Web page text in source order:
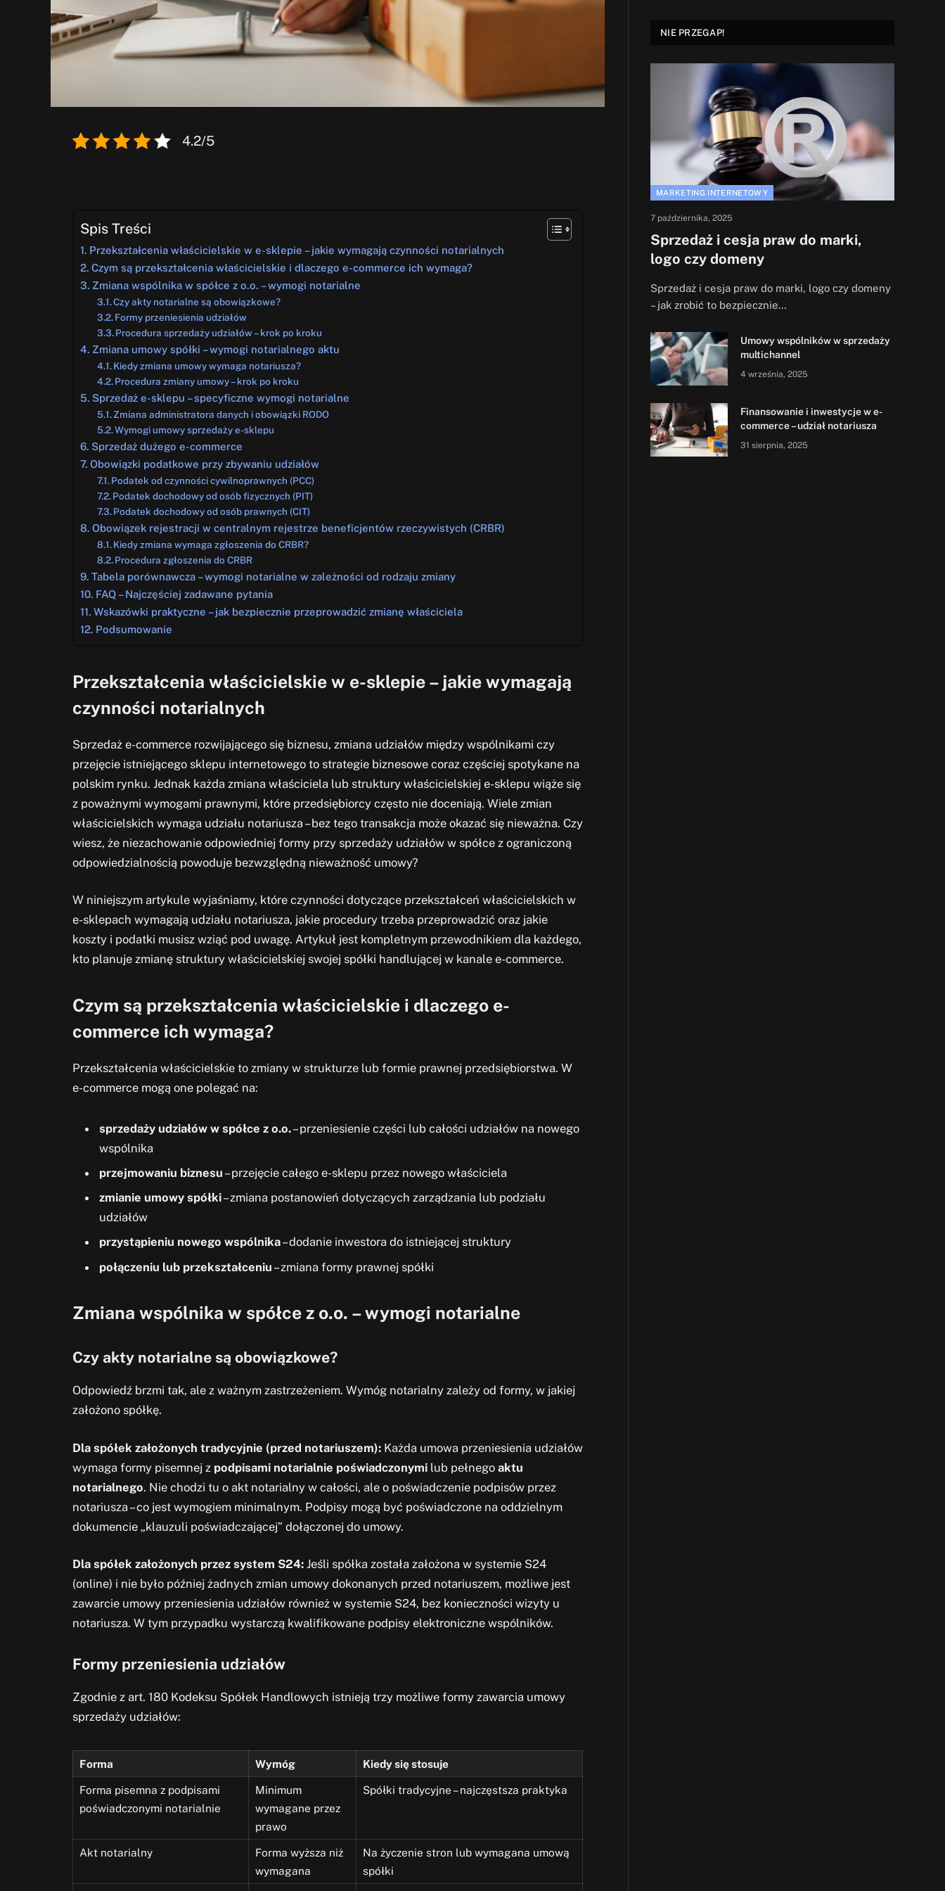
4.2/5
Spis Treści
Przekształcenia właścicielskie w e-sklepie – jakie wymagają czynności notarialnych
Czym są przekształcenia właścicielskie i dlaczego e-commerce ich wymaga?
Zmiana wspólnika w spółce z o.o. – wymogi notarialne
Czy akty notarialne są obowiązkowe?
Formy przeniesienia udziałów
Procedura sprzedaży udziałów – krok po kroku
Zmiana umowy spółki – wymogi notarialnego aktu
Kiedy zmiana umowy wymaga notariusza?
Procedura zmiany umowy – krok po kroku
Sprzedaż e-sklepu – specyficzne wymogi notarialne
Zmiana administratora danych i obowiązki RODO
Wymogi umowy sprzedaży e-sklepu
Sprzedaż dużego e-commerce
Obowiązki podatkowe przy zbywaniu udziałów
Podatek od czynności cywilnoprawnych (PCC)
Podatek dochodowy od osób fizycznych (PIT)
Podatek dochodowy od osób prawnych (CIT)
Obowiązek rejestracji w centralnym rejestrze beneficjentów rzeczywistych (CRBR)
Kiedy zmiana wymaga zgłoszenia do CRBR?
Procedura zgłoszenia do CRBR
Tabela porównawcza – wymogi notarialne w zależności od rodzaju zmiany
FAQ – Najczęściej zadawane pytania
Wskazówki praktyczne – jak bezpiecznie przeprowadzić zmianę właściciela
Podsumowanie
Przekształcenia właścicielskie w e-sklepie – jakie wymagają
czynności notarialnych
Sprzedaż e-commerce rozwijającego się biznesu, zmiana udziałów między wspólnikami czy
przejęcie istniejącego sklepu internetowego to strategie biznesowe coraz częściej spotykane na
polskim rynku. Jednak każda zmiana właściciela lub struktury właścicielskiej e-sklepu wiąże się
z poważnymi wymogami prawnymi, które przedsiębiorcy często nie doceniają. Wiele zmian
właścicielskich wymaga udziału notariusza – bez tego transakcja może okazać się nieważna. Czy
wiesz, że niezachowanie odpowiedniej formy przy sprzedaży udziałów w spółce z ograniczoną
odpowiedzialnością powoduje bezwzględną nieważność umowy?
W niniejszym artykule wyjaśniamy, które czynności dotyczące przekształceń właścicielskich w
e-sklepach wymagają udziału notariusza, jakie procedury trzeba przeprowadzić oraz jakie
koszty i podatki musisz wziąć pod uwagę. Artykuł jest kompletnym przewodnikiem dla każdego,
kto planuje zmianę struktury właścicielskiej swojej spółki handlującej w kanale e-commerce.
Czym są przekształcenia właścicielskie i dlaczego e-
commerce ich wymaga?
Przekształcenia właścicielskie to zmiany w strukturze lub formie prawnej przedsiębiorstwa. W
e-commerce mogą one polegać na:
sprzedaży udziałów w spółce z o.o.– przeniesienie części lub całości udziałów na nowego
wspólnika
przejmowaniu biznesu – przejęcie całego e-sklepu przez nowego właściciela
zmianie umowy spółki– zmiana postanowień dotyczących zarządzania lub podziału
udziałów
przystąpieniu nowego wspólnika– dodanie inwestora do istniejącej struktury
połączeniu lub przekształceniu – zmiana formy prawnej spółki
Zmiana wspólnika w spółce z o.o. – wymogi notarialne
Czy akty notarialne są obowiązkowe?
Odpowiedź brzmi tak, ale z ważnym zastrzeżeniem. Wymóg notarialny zależy od formy, w jakiej
założono spółkę.
Dla spółek założonych tradycyjnie (przed notariuszem): Każda umowa przeniesienia udziałów
wymaga formy pisemnej z podpisami notarialnie poświadczonymi lub pełnego aktu
notarialnego. Nie chodzi tu o akt notarialny w całości, ale o poświadczenie podpisów przez
notariusza – co jest wymogiem minimalnym. Podpisy mogą być poświadczone na oddzielnym
dokumencie „klauzuli poświadczającej” dołączonej do umowy.
Dla spółek założonych przez system S24: Jeśli spółka została założona w systemie S24
(online) i nie było później żadnych zmian umowy dokonanych przed notariuszem, możliwe jest
zawarcie umowy przeniesienia udziałów również w systemie S24, bez konieczności wizyty u
notariusza. W tym przypadku wystarczą kwalifikowane podpisy elektroniczne wspólników.
Formy przeniesienia udziałów
Zgodnie z art. 180 Kodeksu Spółek Handlowych istnieją trzy możliwe formy zawarcia umowy
sprzedaży udziałów:
Forma Wymóg Kiedy się stosuje
Forma pisemna z podpisami
poświadczonymi notarialnie
Minimum
wymagane przez
prawo
Spółki tradycyjne – najczęstsza praktyka
Akt notarialny
Forma wyższa niż
wymagana
Na życzenie stron lub wymagana umową
spółki
NIE PRZEGAP!
MARKETING INTERNETOWY
7 października, 2025
Sprzedaż i cesja praw do marki,
logo czy domeny
Sprzedaż i cesja praw do marki, logo czy domeny
– jak zrobić to bezpiecznie…
Umowy wspólników w sprzedaży
multichannel
4 września, 2025
Finansowanie i inwestycje w e-
commerce – udział notariusza
31 sierpnia, 2025